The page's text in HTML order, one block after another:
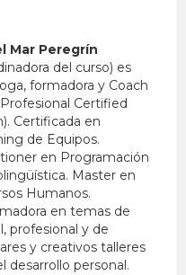
Mar Peregrín
del curso) es
formadora y Coach
Certified
Certificada en
de Equipos.
en Programación
Master en
Humanos.
en temas de
profesional y de
y creativos talleres
desarrollo personal.